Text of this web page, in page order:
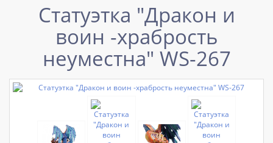
Статуэтка "Дракон и
воин -храбрость
неуместна" WS-267